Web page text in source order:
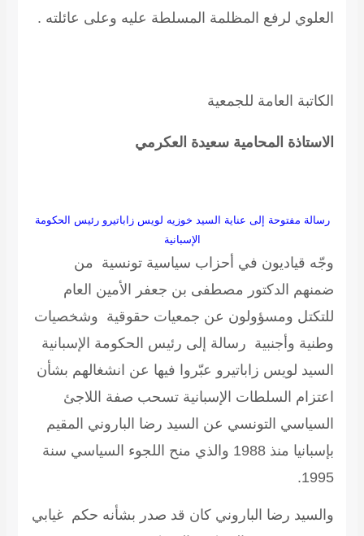
العلوي لرفع المظلمة المسلطة عليه وعلى عائلته .
الكاتبة العامة للجمعية
الاستاذة المحامية سعيدة العكرمي
رسالة مفتوحة إلى عناية السيد خوزيه لويس زاباتيرو رئيس الحكومة
الإسبانية
وجّه قياديون في أحزاب سياسية تونسية من
ضمنهم الدكتور مصطفى بن جعفر الأمين العام
للتكتل ومسؤولون عن جمعيات حقوقية وشخصيات
وطنية وأجنبية رسالة إلى رئيس الحكومة الإسبانية
السيد لويس زاباتيرو عبّروا فيها عن انشغالهم بشأن
اعتزام السلطات الإسبانية تسحب صفة اللاجئ
السياسي التونسي عن السيد رضا الباروني المقيم
بإسبانيا منذ 1988 والذي منح اللجوء السياسي سنة
1995.
والسيد رضا الباروني كان قد صدر بشأنه حكم غيابي